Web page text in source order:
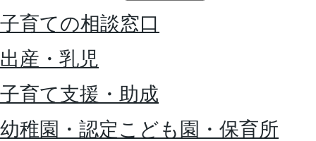
子育ての相談窓口
出産・乳児
子育て支援・助成
幼稚園・認定こども園・保育所